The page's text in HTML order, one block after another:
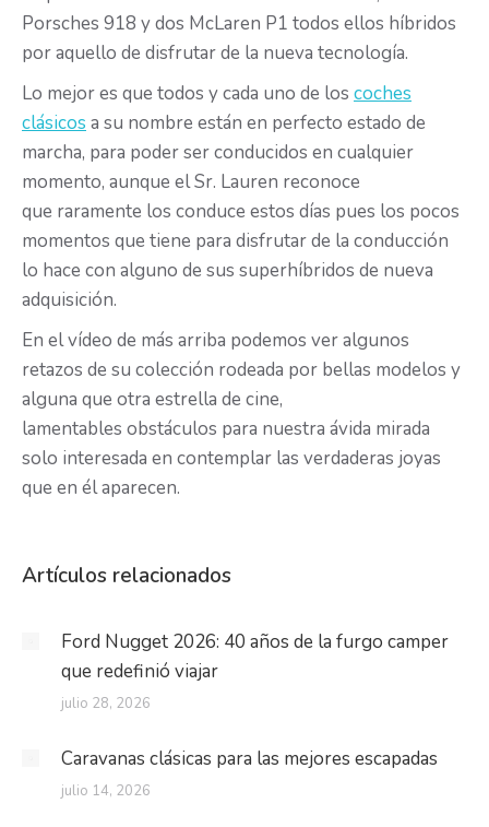
Porsches 918 y dos McLaren P1 todos ellos híbridos
por aquello de disfrutar de la nueva tecnología.
Lo mejor es que todos y cada uno de los coches
clásicos a su nombre están en perfecto estado de
marcha, para poder ser conducidos en cualquier
momento, aunque el Sr. Lauren reconoce
que raramente los conduce estos días pues los pocos
momentos que tiene para disfrutar de la conducción
lo hace con alguno de sus superhíbridos de nueva
adquisición.
En el vídeo de más arriba podemos ver algunos
retazos de su colección rodeada por bellas modelos y
alguna que otra estrella de cine,
lamentables obstáculos para nuestra ávida mirada
solo interesada en contemplar las verdaderas joyas
que en él aparecen.
Artículos relacionados
Ford Nugget 2026: 40 años de la furgo camper
que redefinió viajar
julio 28, 2026
Caravanas clásicas para las mejores escapadas
julio 14, 2026